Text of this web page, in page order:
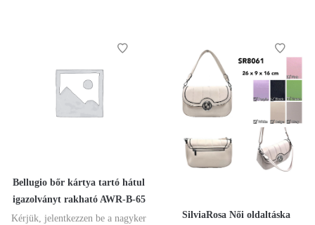
Bellugio bőr kártya tartó hátul
igazolványt rakható AWR-B-65
Kérjük, jelentkezzen be a nagyker
SilviaRosa Női oldaltáska